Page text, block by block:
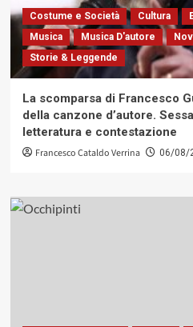
Costume e Società Cultura
Musica
Musica D'autore
Storie & Leggende
La scomparsa di Francesco
della canzone d’autore.
letteratura e contestazione
Francesco Cataldo Verrina 06/08/